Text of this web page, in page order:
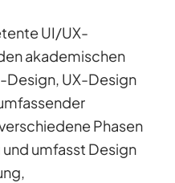
UI/UX-
akademischen
Design, UX-Design
Phasen
umfasst Design